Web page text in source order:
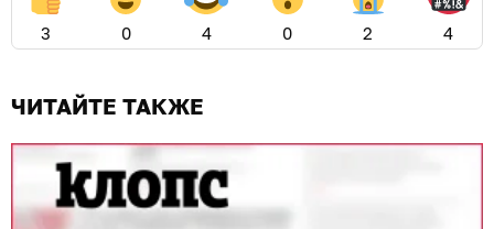
3 0 4 0 2 4
ЧИТАЙТЕ ТАКЖЕ